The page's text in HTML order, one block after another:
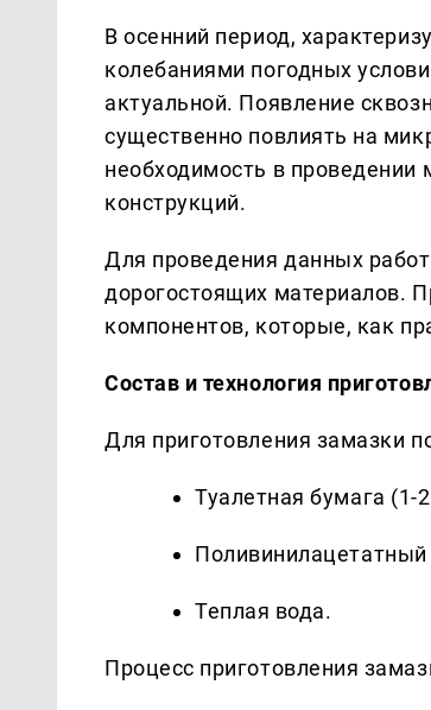
В осенний период,
колебаниями погодных
актуальной. Появление
существенно повлиять на
необходимость в проведении
конструкций.
Для проведения данных
дорогостоящих материалов.
компонентов, которые, как
Состав и технология
Для приготовления замазки
Туалетная бумага (1-
Теплая вода.
Процесс приготовления